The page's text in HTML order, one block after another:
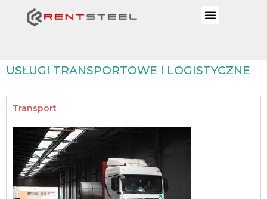
USŁUGI TRANSPORTOWE I LOGISTYCZNE
Transport